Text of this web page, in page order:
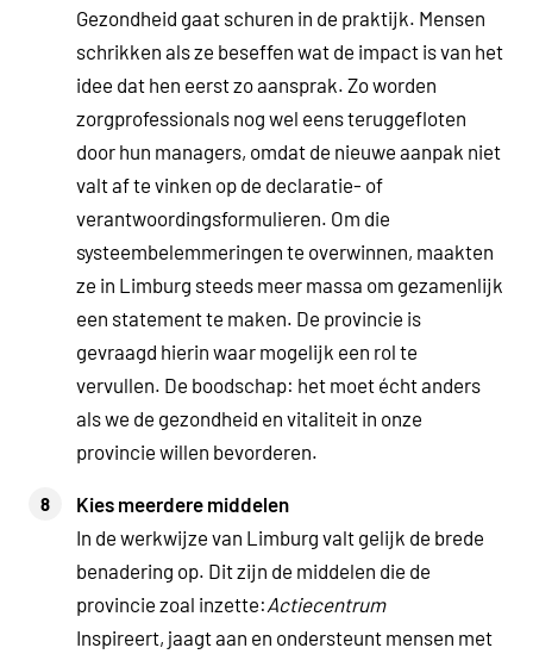
Gezondheid gaat schuren in de praktijk. Mensen
schrikken als ze beseffen wat de impact is van het
idee dat hen eerst zo aansprak. Zo worden
zorgprofessionals nog wel eens teruggefloten
door hun managers, omdat de nieuwe aanpak niet
valt af te vinken op de declaratie- of
verantwoordingsformulieren. Om die
systeembelemmeringen te overwinnen, maakten
ze in Limburg steeds meer massa om gezamenlijk
een statement te maken. De provincie is
gevraagd hierin waar mogelijk een rol te
vervullen. De boodschap: het moet écht anders
als we de gezondheid en vitaliteit in onze
provincie willen bevorderen.
Kies meerdere middelen
In de werkwijze van Limburg valt gelijk de brede
benadering op. Dit zijn de middelen die de
provincie zoal inzette:Actiecentrum
Inspireert, jaagt aan en ondersteunt mensen met